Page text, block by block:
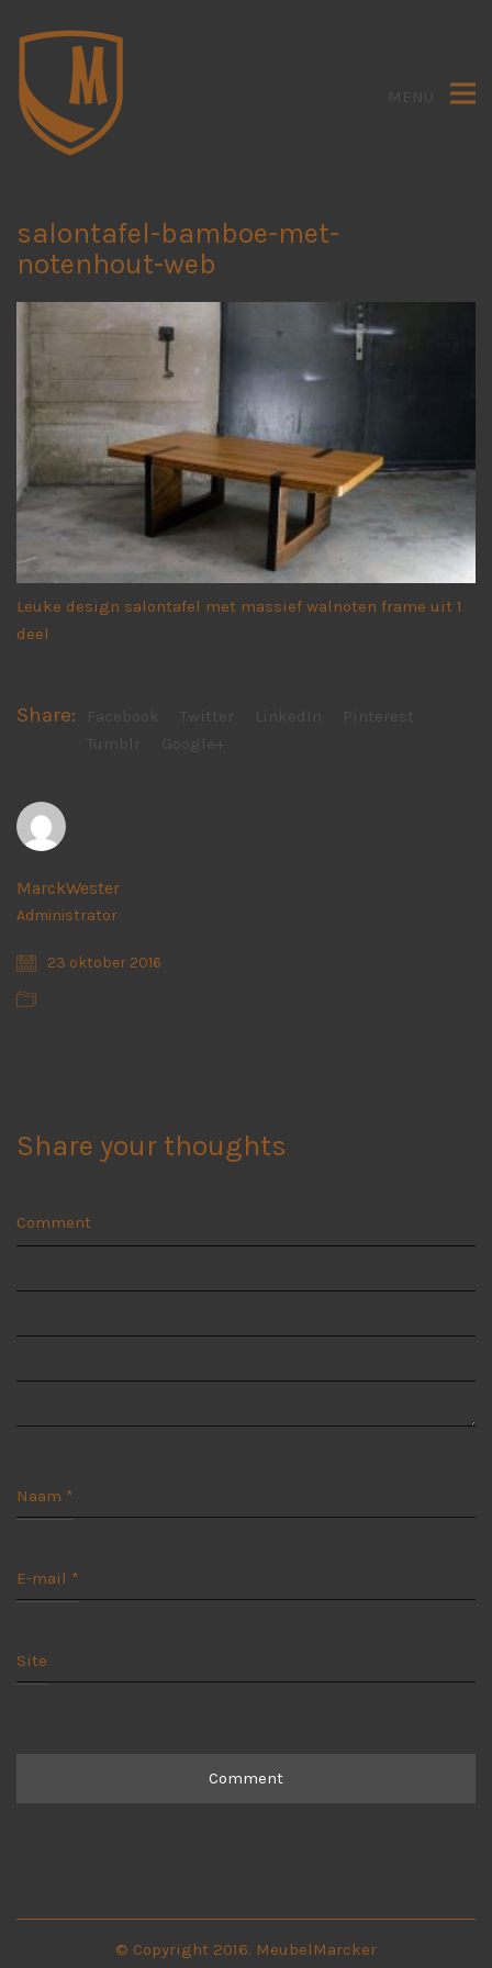
MENU
salontafel-bamboe-met-
notenhout-web
Leuke design salontafel met massief walnoten frame uit 1
deel
Share: Facebook
MarckWester
Administrator
23 oktober 2016
Share your thoughts
Comment
Naam *
E-mail *
Site
© Copyright 2016. MeubelMarcker